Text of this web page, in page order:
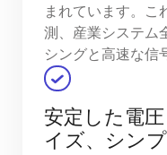
まれています。こ
測、産業システム
シングと高速な信
安定した電
イズ、シン